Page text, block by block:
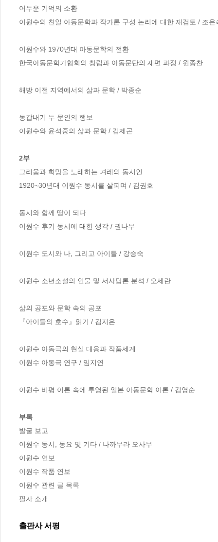
어두운 기억의 소환
이원수의 친일 아동문학과 작가론 구성 논리에 대한 재검토 / 조은
이원수와 1970년대 아동문학의 전환
한국아동문학가협회의 창립과 아동문단의 재편 과정 / 원종찬
해방 이전 지역에서의 삶과 문학 / 박종순
동갑내기 두 문인의 행보
이원수와 윤석중의 삶과 문학 / 김제곤
2부
그리움과 희망을 노래하는 겨레의 동시인
1920~30년대 이원수 동시를 살피며 / 김권호
동시와 함께 땅이 되다
이원수 후기 동시에 대한 생각 / 권나무
이원수 도시와 나, 그리고 아이들 / 강승숙
이원수 소년소설의 인물 및 서사담론 분석 / 오세란
삶의 공포와 문학 속의 공포
『아이들의 호수』읽기 / 김지은
이원수 아동극의 현실 대응과 작품세계
이원수 아동극 연구 / 임지연
이원수 비평 이론 속에 투영된 일본 아동문학 이론 / 김영순
부록
발굴 보고
이원수 동시, 동요 및 기타 / 나까무라 오사무
이원수 연보
이원수 작품 연보
이원수 관련 글 목록
필자 소개
출판사 서평